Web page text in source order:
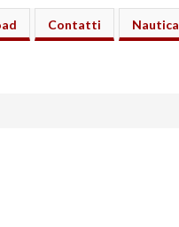
Contatti Nautica